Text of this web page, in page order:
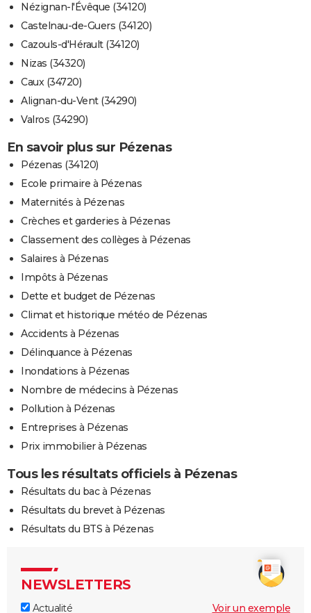
Nézignan-l'Évêque (34120)
Castelnau-de-Guers (34120)
Cazouls-d'Hérault (34120)
Nizas (34320)
Caux (34720)
Alignan-du-Vent (34290)
Valros (34290)
En savoir plus sur Pézenas
Pézenas (34120)
Ecole primaire à Pézenas
Maternités à Pézenas
Crèches et garderies à Pézenas
Classement des collèges à Pézenas
Salaires à Pézenas
Impôts à Pézenas
Dette et budget de Pézenas
Climat et historique météo de Pézenas
Accidents à Pézenas
Délinquance à Pézenas
Inondations à Pézenas
Nombre de médecins à Pézenas
Pollution à Pézenas
Entreprises à Pézenas
Prix immobilier à Pézenas
Tous les résultats officiels à Pézenas
Résultats du bac à Pézenas
Résultats du brevet à Pézenas
Résultats du BTS à Pézenas
NEWSLETTERS
Actualité
Voir un exemple